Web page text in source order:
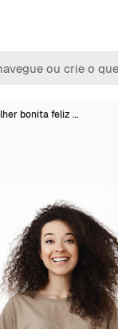
bonita feliz …